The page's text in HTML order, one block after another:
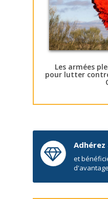
Les armées
pour lutter
Adhérez
et